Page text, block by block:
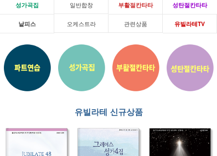
성가곡집 일반합창 부활절칸타타 성탄절칸타타
낱피스 오케스트라 관련상품 유빌라테TV
유빌라테 신규상품